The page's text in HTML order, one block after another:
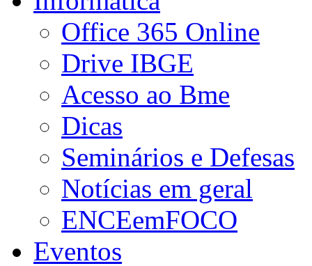
Office 365 Online
Drive IBGE
Acesso ao Bme
Dicas
Seminários e Defesas
Notícias em geral
ENCEemFOCO
Eventos